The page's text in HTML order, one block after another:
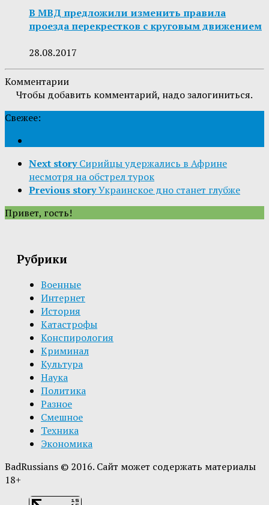
В МВД предложили изменить правила
проезда перекрестков с круговым движением
28.08.2017
Комментарии
Чтобы добавить комментарий, надо залогиниться.
Свежее:
Next story Сирийцы удержались в Африне
несмотря на обстрел турок
Previous storyУкраинское дно станет глубже
Привет, гость!
Рубрики
Военные
Интернет
История
Катастрофы
Конспирология
Криминал
Культура
Наука
Политика
Разное
Смешное
Техника
Экономика
BadRussians © 2016. Сайт может содержать материалы
18+